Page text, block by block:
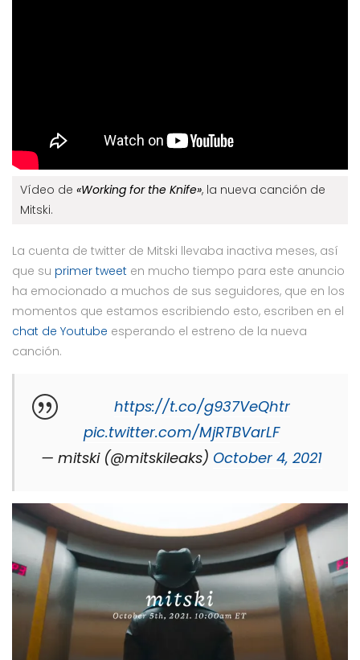
Vídeo de «Working for the Knife», la nueva canción de
Mitski.
La cuenta de twitter de Mitski llevaba inactiva meses, así
que su primer tweet en mucho tiempo para este anuncio
ha emocionado a muchos de sus seguidores, que en los
momentos que estamos escribiendo esto, escriben en el
chat de Youtube esperando el estreno de la nueva
canción.
https://t.co/g937VeQhtr
pic.twitter.com/MjRTBVarLF
— mitski (@mitskileaks) October 4, 2021